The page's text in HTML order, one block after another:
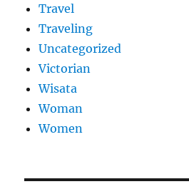
Travel
Traveling
Uncategorized
Victorian
Wisata
Woman
Women